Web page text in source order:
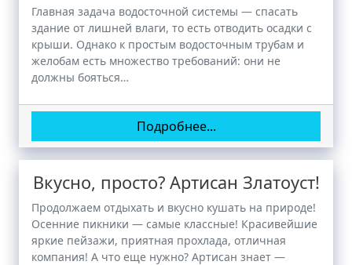
Главная задача водосточной системы — спасать
здание от лишней влаги, то есть отводить осадки с
крыши. Однако к простым водосточным трубам и
желобам есть множество требований: они не
должны бояться…
Подробнее...
Вкусно, просто? Артисан Златоуст!
Продолжаем отдыхать и вкусно кушать на природе!
Осенние пикники — самые классные! Красивейшие
яркие пейзажи, приятная прохлада, отличная
компания! А что еще нужно? Артисан знает —